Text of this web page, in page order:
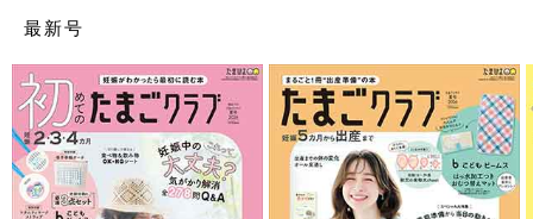
ということで、自分のことを自分でできるよう、少しずつ特訓を
始めましたー！
赤ちゃんだった頃の延長でついつい私が全部やってしまっていた
ので、できそうなことは次女にやらせてみることに。時間はかか
ってしまいますが、自分でできたときは次女も嬉しそう♪
着替え、片付け、手洗い、食事、トイレ…
最新号